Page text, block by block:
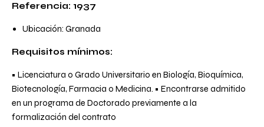
Referencia: 1937
Ubicación: Granada
Requisitos mínimos:
• Licenciatura o Grado Universitario en Biología, Bioquímica,
Biotecnología, Farmacia o Medicina. • Encontrarse admitido
en un programa de Doctorado previamente a la
formalización del contrato